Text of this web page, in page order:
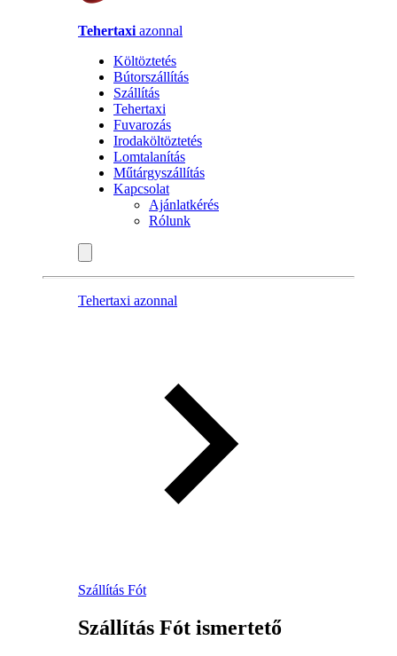
Tehertaxi azonnal
Költöztetés
Bútorszállítás
Szállítás
Tehertaxi
Fuvarozás
Irodaköltöztetés
Lomtalanítás
Műtárgyszállítás
Kapcsolat
Ajánlatkérés
Rólunk
Tehertaxi azonnal
Szállítás Fót
Szállítás Fót ismertető